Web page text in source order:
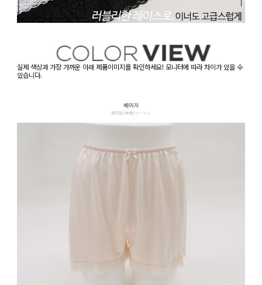
실제 색상과 가장 가까운 아래 제품이미지를 확인하세요! 모니터에 따라 차이가 있을 수
있습니다.